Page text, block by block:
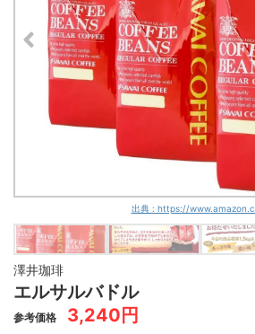
出典 : https://
澤井珈琲
エルサルバドル
参考価格 3,240円